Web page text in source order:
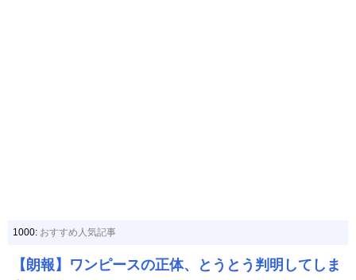
1000: おすすめ人気記事
【朗報】ワンピースの正体、とうとう判明してしま